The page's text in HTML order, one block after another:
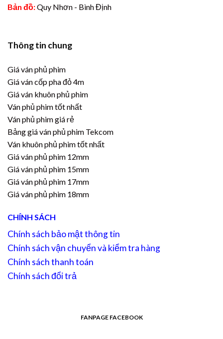
Bản đồ:Quy Nhơn - Bình Định
Thông tin chung
Giá ván phủ phim
Giá ván cốp pha đỏ 4m
Giá ván khuôn phủ phim
Ván phủ phim tốt nhất
Ván phủ phim giá rẻ
Bảng giá ván phủ phim Tekcom
Ván khuôn phủ phim tốt nhất
Giá ván phủ phim 12mm
Giá ván phủ phim 15mm
Giá ván phủ phim 17mm
Giá ván phủ phim 18mm
CHÍNH SÁCH
Chính sách bảo mật thông tin
Chính sách vận chuyển và kiểm tra hàng
Chính sách thanh toán
Chính sách đổi trả
FANPAGE FACEBOOK